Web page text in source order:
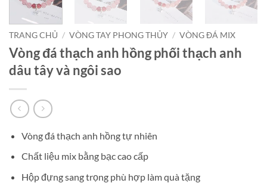
TRANG CHỦ / VÒNG TAY PHONG THỦY / VÒNG ĐÁ MIX
Vòng đá thạch anh hồng phối thạch anh
dâu tây và ngôi sao
Vòng đá thạch anh hồng tự nhiên
Chất liệu mix bằng bạc cao cấp
Hộp đựng sang trọng phù hợp làm quà tặng